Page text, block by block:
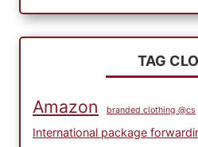
TAG
Amazon branded clothing @cs
International package